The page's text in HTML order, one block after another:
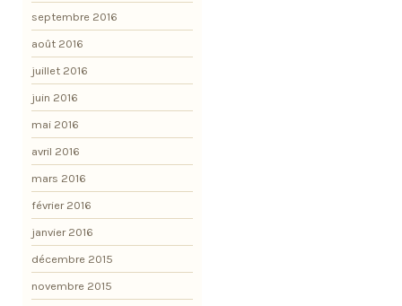
septembre 2016
août 2016
juillet 2016
juin 2016
mai 2016
avril 2016
mars 2016
février 2016
janvier 2016
décembre 2015
novembre 2015